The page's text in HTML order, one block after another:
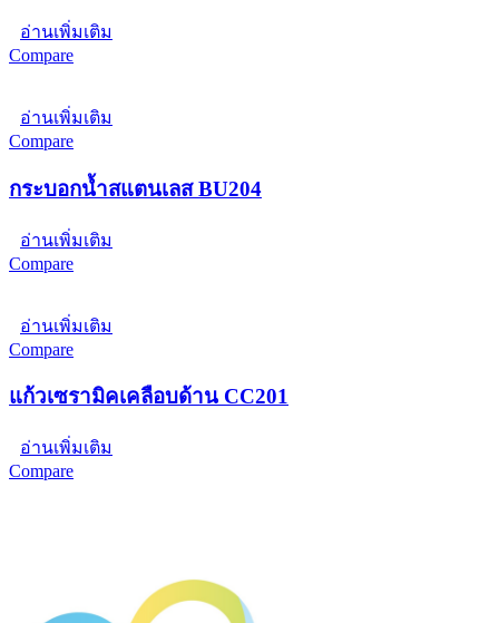
อ่านเพิ่มเติม
Compare
อ่านเพิ่มเติม
Compare
กระบอกน้ำสแตนเลส BU204
อ่านเพิ่มเติม
Compare
อ่านเพิ่มเติม
Compare
แก้วเซรามิคเคลือบด้าน CC201
อ่านเพิ่มเติม
Compare